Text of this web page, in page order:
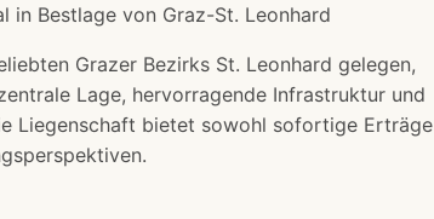
in Bestlage von Graz-St. Leonhard
Grazer Bezirks St. Leonhard gelegen,
Lage, hervorragende Infrastruktur und
Liegenschaft bietet sowohl sofortige Erträge